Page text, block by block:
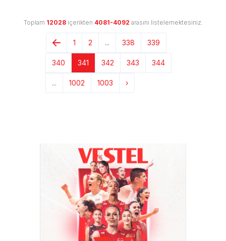
Toplam 12028içerikten 4081-4092 arasını listelemektesiniz.
1 2 ... 338 339
340 341 342 343 344
... 1002 1003 ›